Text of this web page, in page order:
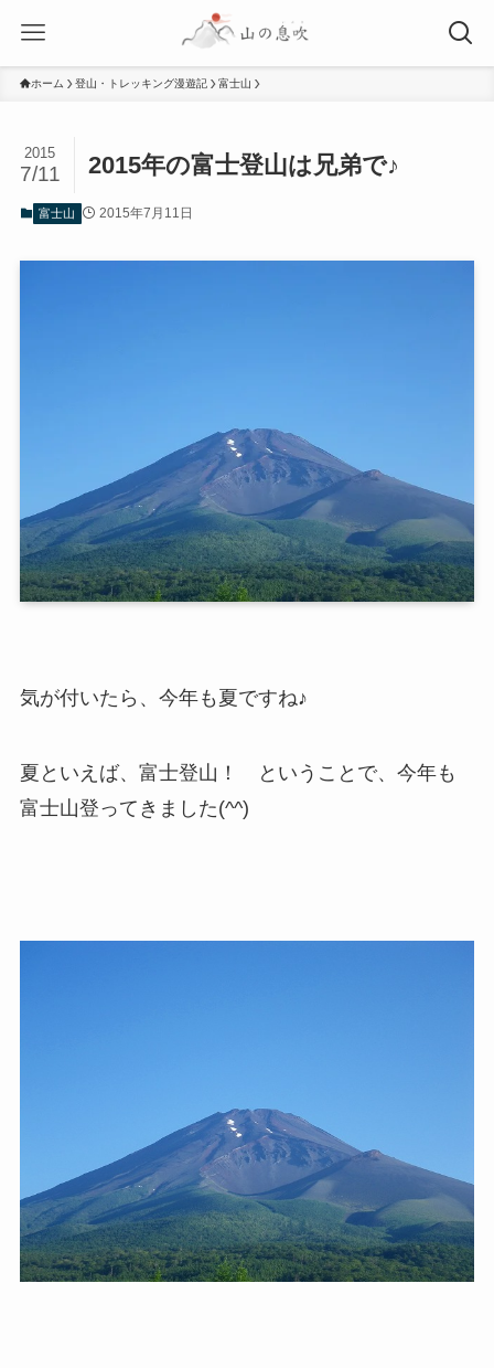
ホーム 登山・トレッキング漫遊記 富士山
2015年の富士登山は兄弟で♪
2015
7/11
富士山 2015年7月11日
気が付いたら、今年も夏ですね♪
夏といえば、富士登山！ ということで、今年も
富士山登ってきました(^^)